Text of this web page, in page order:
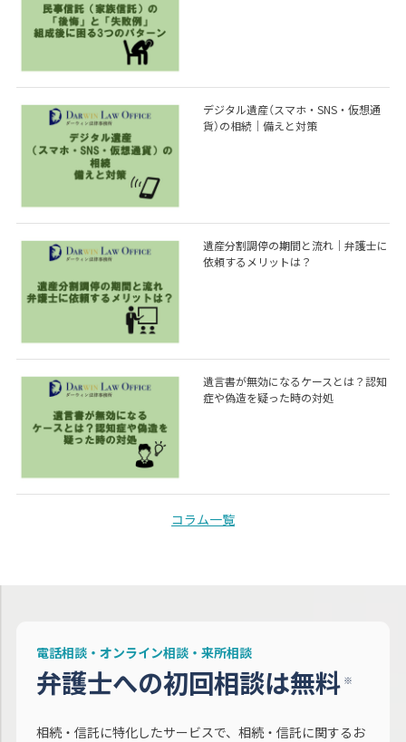
デジタル遺産（スマホ・SNS・仮想通
貨）の相続｜備えと対策
遺産分割調停の期間と流れ｜弁護士に
依頼するメリットは？
遺言書が無効になるケースとは？認知
症や偽造を疑った時の対処
コラム一覧
電話相談・オンライン相談・来所相談
弁護士への初回相談は無料 ※
相続・信託に特化したサービスで、相続・信託に関するお